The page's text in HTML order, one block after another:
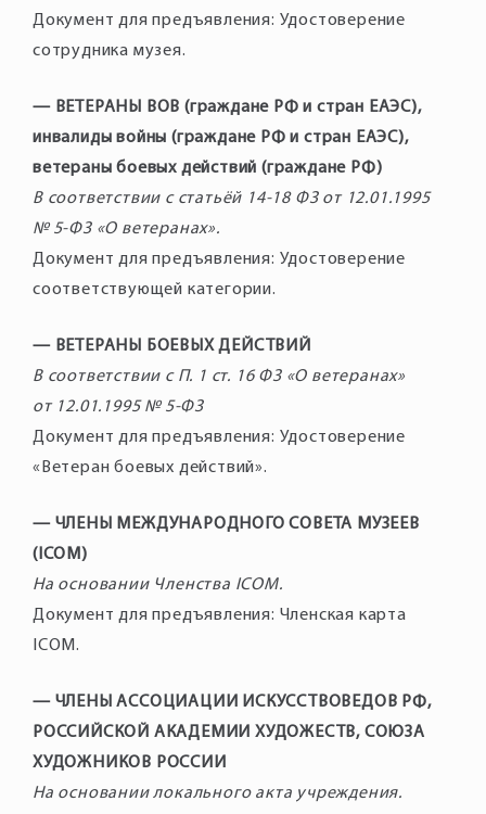
Документ для предъявления: Удостоверение
сотрудника музея.
— ВЕТЕРАНЫ ВОВ (граждане РФ и стран ЕАЭС),
инвалиды войны (граждане РФ и стран ЕАЭС),
ветераны боевых действий (граждане РФ)
В соответствии с статьёй 14-18 ФЗ от 12.01.1995
№ 5-ФЗ «О ветеранах».
Документ для предъявления: Удостоверение
соответствующей категории.
— ВЕТЕРАНЫ БОЕВЫХ ДЕЙСТВИЙ
В соответствии с П. 1 ст. 16 ФЗ «О ветеранах»
от 12.01.1995 № 5-ФЗ
Документ для предъявления: Удостоверение
«Ветеран боевых действий».
— ЧЛЕНЫ МЕЖДУНАРОДНОГО СОВЕТА МУЗЕЕВ
(ICOM)
На основании Членства ICOM.
Документ для предъявления: Членская карта
ICOM.
— ЧЛЕНЫ АССОЦИАЦИИ ИСКУССТВОВЕДОВ РФ,
РОССИЙСКОЙ АКАДЕМИИ ХУДОЖЕСТВ, СОЮЗА
ХУДОЖНИКОВ РОССИИ
На основании локального акта учреждения.